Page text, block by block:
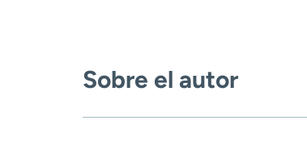
Sobre el autor